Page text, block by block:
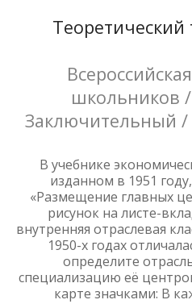
Теоретический
школьников
Заключительный /
В учебнике
изданном в 1951
«Размещение главных
рисунок на листе-
внутренняя отраслевая
1950-х годах
определите
специализацию её
карте значками: В